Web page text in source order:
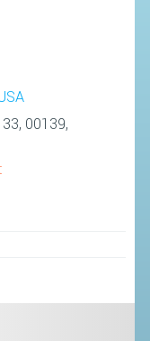
00139,
MARKETING